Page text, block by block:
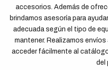
accesorios. Además de
brindamos asesoría para
adecuada según el tipo de
mantener. Realizamos
acceder fácilmente al
del